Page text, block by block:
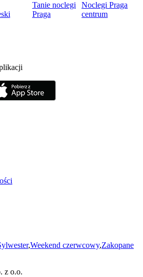
Tanie noclegi
Praga
Noclegi Praga
centrum
,Weekend czerwcowy,Zakopane
z o.o.